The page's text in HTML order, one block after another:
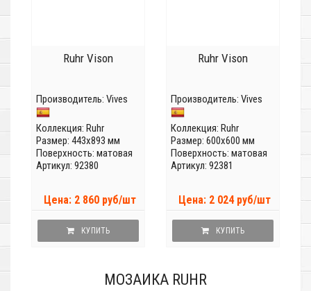
Ruhr Vison
Производитель: Vives
Коллекция: Ruhr
Размер: 443x893 мм
Поверхность: матовая
Артикул: 92380
Цена: 2 860 руб/шт
КУПИТЬ
Ruhr Vison
Производитель: Vives
Коллекция: Ruhr
Размер: 600x600 мм
Поверхность: матовая
Артикул: 92381
Цена: 2 024 руб/шт
КУПИТЬ
МОЗАИКА RUHR